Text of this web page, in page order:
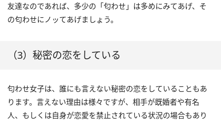
友達なのであれば、多少の「匂わせ」は多めにみてあげ、そ
の匂わせにノッてあげましょう。
（3）秘密の恋をしている
匂わせ女子は、誰にも言えない秘密の恋をしていることもあ
ります。言えない理由は様々ですが、相手が既婚者や有名
人、もしくは自身が恋愛を禁止されている状況の場合もあり